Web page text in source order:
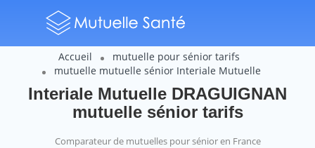
Accueil
mutuelle pour sénior tarifs
mutuelle mutuelle sénior Interiale Mutuelle
Interiale Mutuelle DRAGUIGNAN
mutuelle sénior tarifs
Comparateur de mutuelles pour sénior en France